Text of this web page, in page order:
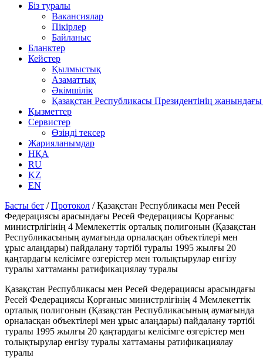
Біз туралы
Вакансиялар
Пікірлер
Байланыс
Бланктер
Кейстер
Қылмыстық
Азаматтық
Әкімшілік
Қазақстан Республикасы Президентінің
Қызметтер
Сервистер
Өзіңді тексер
Жарияланымдар
НҚА
RU
KZ
EN
Басты бет /Протокол /Қазақстан Республикасы мен Ресей
Федерациясы арасындағы Ресей Федерациясы Қорғаныс
министрлігінің 4 Мемлекеттік орталық полигонын (Қазақстан
Республикасының аумағында орналасқан объектілері мен
ұрыс алаңдары) пайдалану тәртібі туралы 1995 жылғы 20
қаңтардағы келісімге өзгерістер мен толықтырулар енгізу
туралы хаттаманы ратификациялау туралы
Қазақстан Республикасы мен Ресей Федерациясы арасындағы
Ресей Федерациясы Қорғаныс министрлігінің 4 Мемлекеттік
орталық полигонын (Қазақстан Республикасының аумағында
орналасқан объектілері мен ұрыс алаңдары) пайдалану тәртібі
туралы 1995 жылғы 20 қаңтардағы келісімге өзгерістер мен
толықтырулар енгізу туралы хаттаманы ратификациялау
туралы